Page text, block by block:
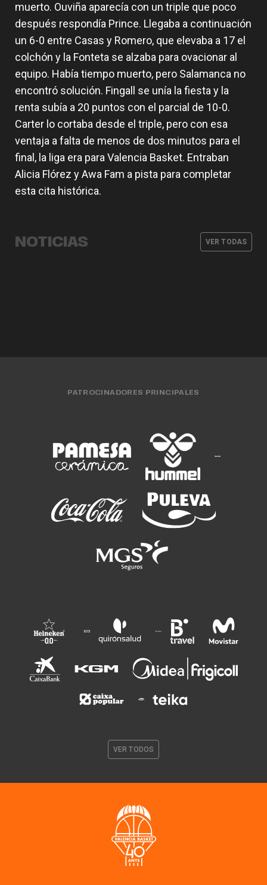
muerto. Ouviña aparecía con un triple que poco
después respondía Prince. Llegaba a continuación
un 6-0 entre Casas y Romero, que elevaba a 17 el
colchón y la Fonteta se alzaba para ovacionar al
equipo. Había tiempo muerto, pero Salamanca no
encontró solución. Fingall se unía la fiesta y la
renta subía a 20 puntos con el parcial de 10-0.
Carter lo cortaba desde el triple, pero con esa
ventaja a falta de menos de dos minutos para el
final, la liga era para Valencia Basket. Entraban
Alicia Flórez y Awa Fam a pista para completar
esta cita histórica.
NOTICIAS VER TODAS
Liga Endesa 2016-17
PATROCINADORES PRINCIPALES
VER TODOS